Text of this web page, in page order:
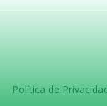
Política de